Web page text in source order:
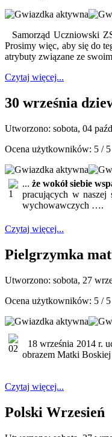
Samorząd Uczniowski
Prosimy więc, aby się do
atrybuty związane ze
Czytaj więcej...
30 września
Utworzono: sobota, 04
Ocena użytkowników: 5 / 5
...że wokół siebie
pracujących w naszej
wychowawczych ….
Czytaj więcej...
Pielgrzymka
Utworzono: sobota, 27
Ocena użytkowników: 5 / 5
18 września 2014 r.
obrazem Matki
Czytaj więcej...
Polski Wrzesień